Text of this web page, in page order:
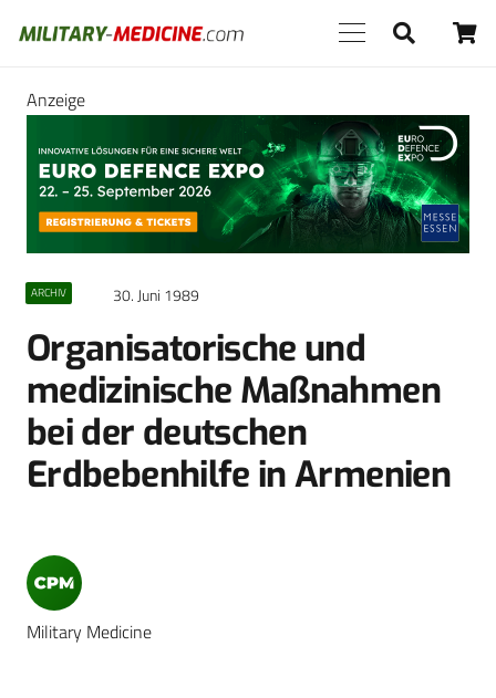
Anzeige
ARCHIV 30. Juni 1989
Organisatorische und
medizinische Maßnahmen
bei der deutschen
Erdbebenhilfe in Armenien
Military Medicine